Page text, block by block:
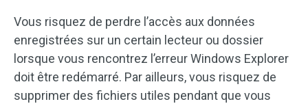
Vous risquez de perdre l’accès aux données
enregistrées sur un certain lecteur ou dossier
lorsque vous rencontrez l’erreur Windows Explorer
doit être redémarré. Par ailleurs, vous risquez de
supprimer des fichiers utiles pendant que vous